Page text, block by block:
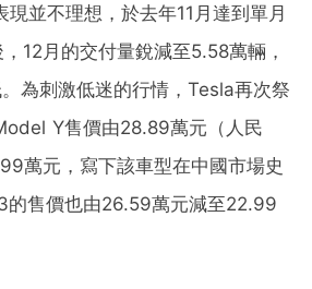
現並不理想，於去年11月達到單月
12月的交付量銳減至5.58萬輛，
為刺激低迷的行情，Tesla再次祭
Y售價由28.89萬元（人民
萬元，寫下該車型在中國市場史
的售價也由26.59萬元減至22.99